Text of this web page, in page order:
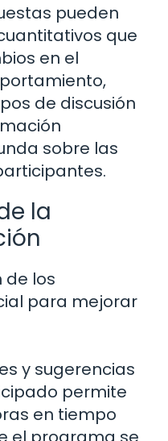
pueden
que
en el
de discusión
sobre las
la
de los
para mejorar
y sugerencias
permite
en tiempo